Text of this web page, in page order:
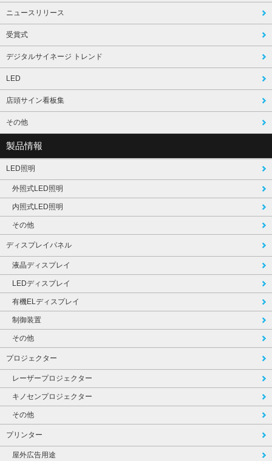
ニュースリリース
受賞式
デジタルサイネージ トレンド
LED
店頭サイン看板集
その他
製品情報
LED照明
外照式LED照明
内照式LED照明
その他
ディスプレイパネル
液晶ディスプレイ
LEDディスプレイ
有機ELディスプレイ
制御装置
その他
プロジェクター
レーザープロジェクター
キノセンプロジェクター
その他
プリンター
屋外広告用途